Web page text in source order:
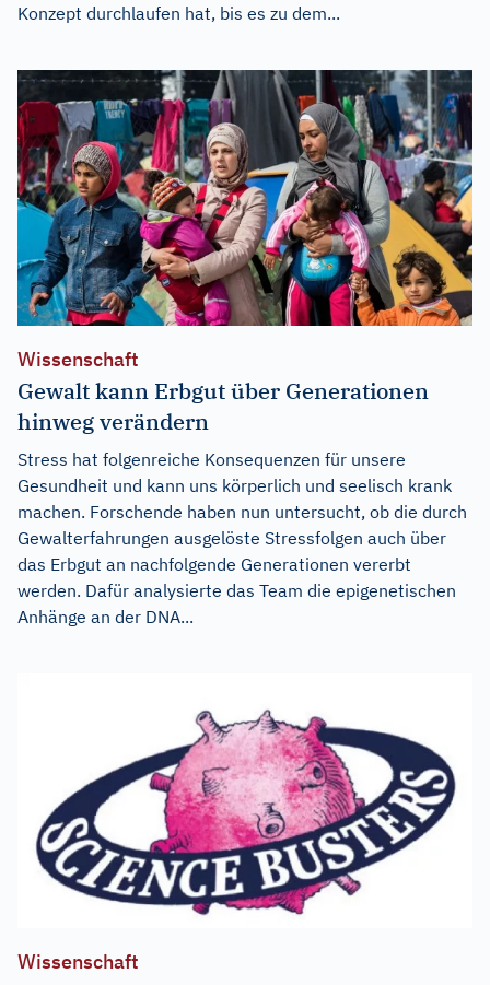
Konzept durchlaufen hat, bis es zu dem...
Wissenschaft
Gewalt kann Erbgut über Generationen
hinweg verändern
Stress hat folgenreiche Konsequenzen für unsere
Gesundheit und kann uns körperlich und seelisch krank
machen. Forschende haben nun untersucht, ob die durch
Gewalterfahrungen ausgelöste Stressfolgen auch über
das Erbgut an nachfolgende Generationen vererbt
werden. Dafür analysierte das Team die epigenetischen
Anhänge an der DNA...
Wissenschaft